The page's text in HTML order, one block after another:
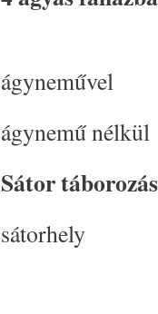
ágynemű
Sátor
sátorhely